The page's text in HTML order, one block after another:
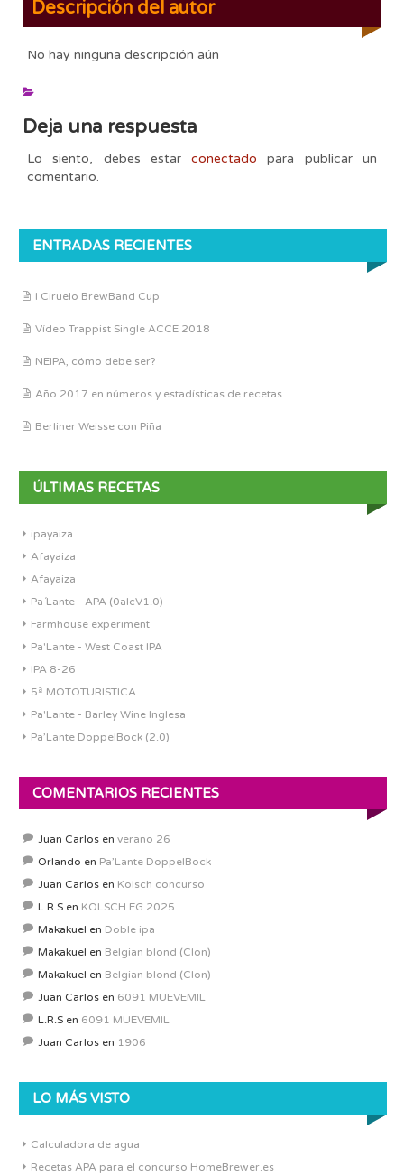
Descripción del autor
No hay ninguna descripción aún
Deja una respuesta
Lo siento, debes estarconectado para publicar un
comentario.
ENTRADAS RECIENTES
I Ciruelo BrewBand Cup
Vídeo Trappist Single ACCE 2018
NEIPA, cómo debe ser?
Año 2017 en números y estadísticas de recetas
Berliner Weisse con Piña
ÚLTIMAS RECETAS
ipayaiza
Afayaiza
Afayaiza
Pa´Lante - APA (0alcV1.0)
Farmhouse experiment
Pa'Lante - West Coast IPA
IPA 8-26
5ª MOTOTURISTICA
Pa'Lante - Barley Wine Inglesa
Pa’Lante DoppelBock (2.0)
COMENTARIOS RECIENTES
Juan Carlos en verano 26
Orlando en Pa’Lante DoppelBock
Juan Carlos en Kolsch concurso
L.R.S en KOLSCH EG 2025
Makakuel en Doble ipa
Makakuel en Belgian blond (Clon)
Makakuel en Belgian blond (Clon)
Juan Carlos en 6091 MUEVEMIL
L.R.S en 6091 MUEVEMIL
Juan Carlos en 1906
LO MÁS VISTO
Calculadora de agua
Recetas APA para el concurso HomeBrewer.es